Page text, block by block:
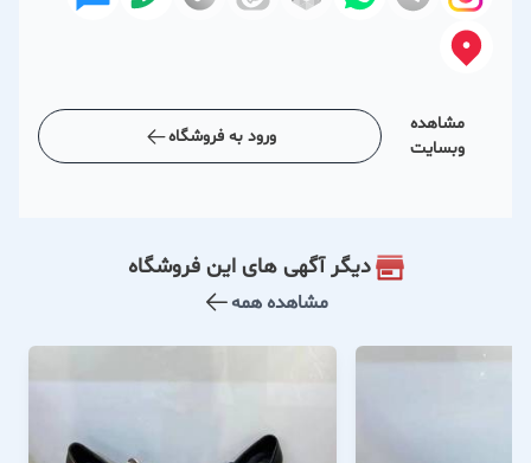
مشاهده
وبسایت
ورود به فروشگاه
دیگر آگهی های این فروشگاه
مشاهده همه